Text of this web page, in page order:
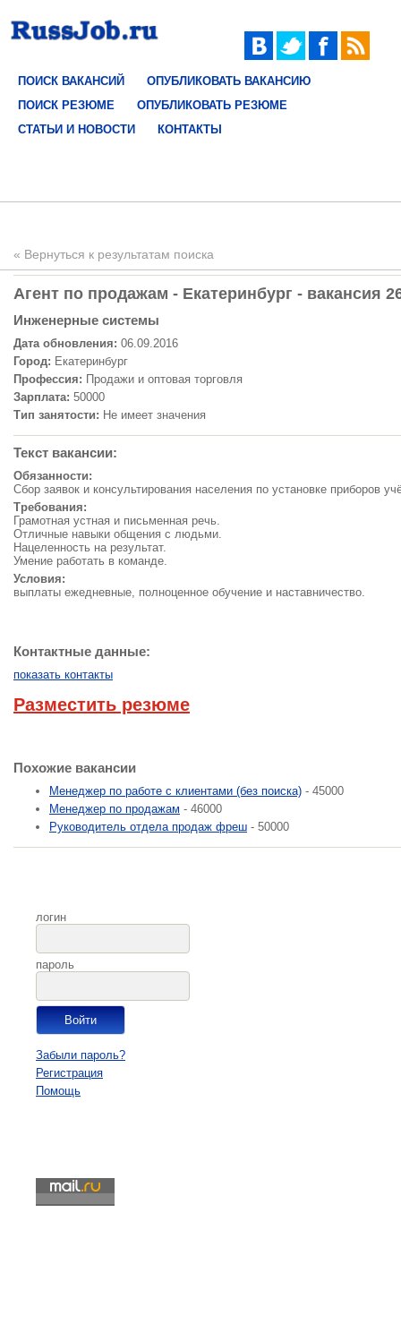
ПОИСК ВАКАНСИЙ
ОПУБЛИКОВАТЬ ВАКАНСИЮ
ПОИСК РЕЗЮМЕ
ОПУБЛИКОВАТЬ РЕЗЮМЕ
СТАТЬИ И НОВОСТИ
КОНТАКТЫ
« Вернуться к результатам поиска
Агент по продажам - Екатеринбург - вакансия
Инженерные системы
Дата обновления: 06.09.2016
Город: Екатеринбург
Профессия: Продажи и оптовая торговля
Зарплата: 50000
Тип занятости: Не имеет значения
Текст вакансии:
Обязанности:
Сбор заявок и консультирования населения по установке приборов
Требования:
Грамотная устная и письменная речь.
Отличные навыки общения с людьми.
Нацеленность на результат.
Умение работать в команде.
Условия:
выплаты ежедневные, полноценное обучение и наставничество.
Контактные данные:
показать контакты
Разместить резюме
Похожие вакансии
Менеджер по работе с клиентами (без поиска) - 45000
Менеджер по продажам - 46000
Руководитель отдела продаж фреш - 50000
логин
пароль
Забыли пароль?
Регистрация
Помощь